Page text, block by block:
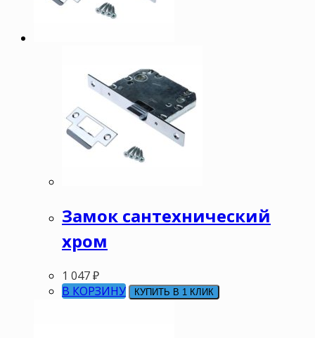
Замок сантехнический
хром
1 047₽
В КОРЗИНУ
КУПИТЬ В 1 КЛИК